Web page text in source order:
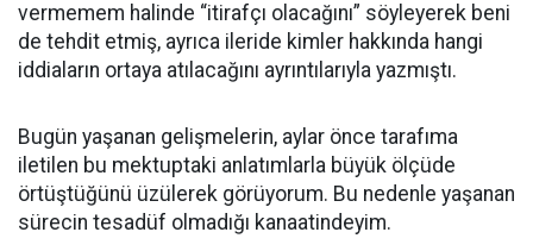
vermemem halinde “itirafçı olacağını” söyleyerek beni
de tehdit etmiş, ayrıca ileride kimler hakkında hangi
iddiaların ortaya atılacağını ayrıntılarıyla yazmıştı.
Bugün yaşanan gelişmelerin, aylar önce tarafıma
iletilen bu mektuptaki anlatımlarla büyük ölçüde
örtüştüğünü üzülerek görüyorum. Bu nedenle yaşanan
sürecin tesadüf olmadığı kanaatindeyim.